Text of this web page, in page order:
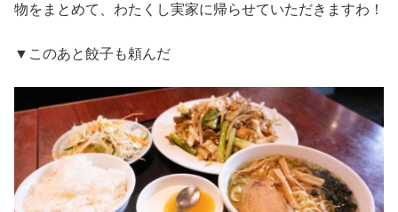
物をまとめて、わたくし実家に帰らせていただきますわ！
▼このあと餃子も頼んだ